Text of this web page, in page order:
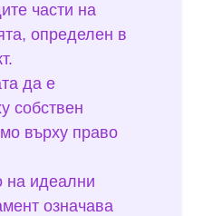
части на
определен в
да е
собствен
върху право
на идеални
означава